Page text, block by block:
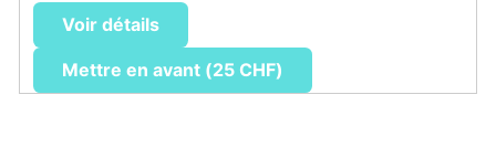
Voir détails
Mettre en avant (25 CHF)